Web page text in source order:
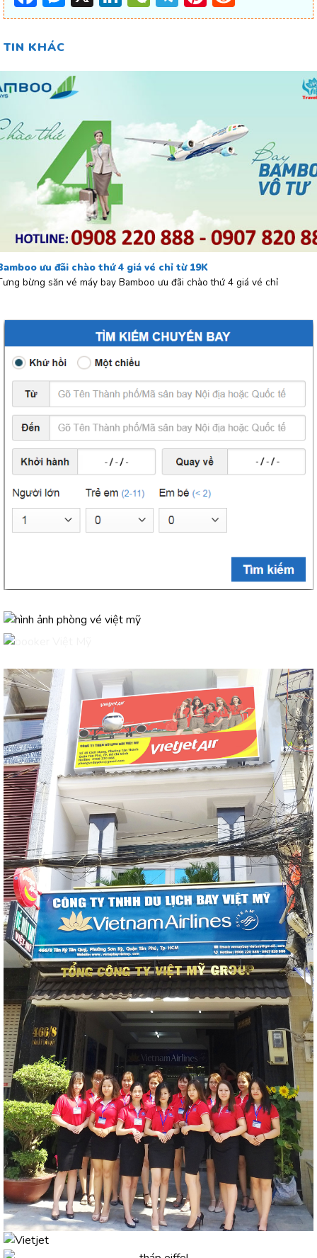
TIN KHÁC
ưu đãi chào thứ 4 giá vé chỉ từ 19K
bừng săn vé máy bay Bamboo ưu đãi chào thứ 4 giá vé chỉ